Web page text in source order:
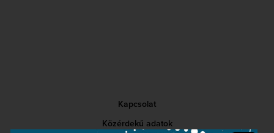
Kapcsolat
Közérdekű adatok